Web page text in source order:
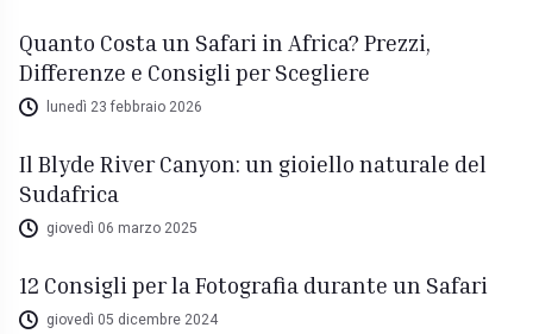
Quanto Costa un Safari in Africa? Prezzi,
Differenze e Consigli per Scegliere
lunedì 23 febbraio 2026
Il Blyde River Canyon: un gioiello naturale del
Sudafrica
giovedì 06 marzo 2025
12 Consigli per la Fotografia durante un Safari
giovedì 05 dicembre 2024